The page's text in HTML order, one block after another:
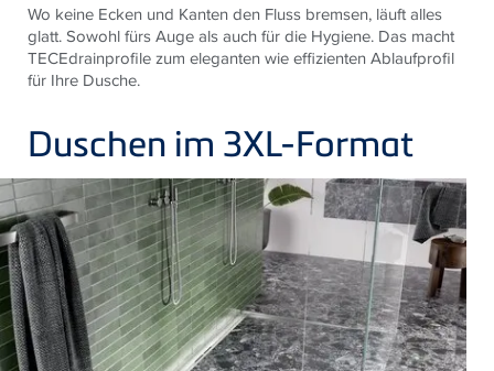
Wo keine Ecken und Kanten den Fluss bremsen, läuft alles
glatt. Sowohl fürs Auge als auch für die Hygiene. Das macht
TECEdrainprofile zum eleganten wie effizienten Ablaufprofil
für Ihre Dusche.
Duschen im 3XL-Format